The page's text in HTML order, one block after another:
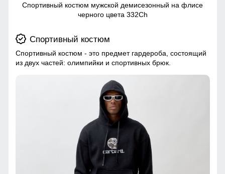
Спортивный костюм мужской демисезонный на флисе
черного цвета 332Ch
Спортивный костюм
Спортивный костюм - это предмет гардероба, состоящий
из двух частей: олимпийки и спортивных брюк.